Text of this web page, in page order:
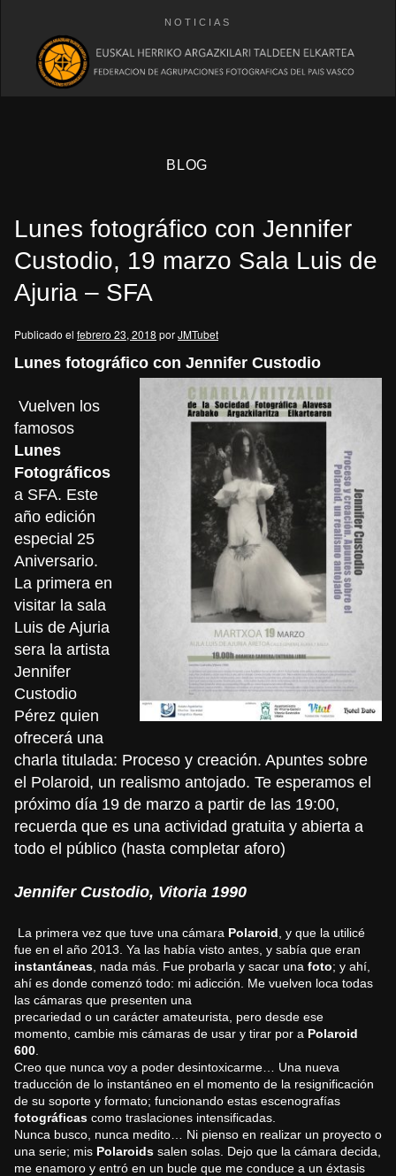
NOTICIAS
BLOG
Lunes fotográfico con Jennifer
Custodio, 19 marzo Sala Luis de
Ajuria – SFA
Publicado el febrero 23, 2018 porJMTubet
Lunes fotográfico con Jennifer Custodio
Vuelven los
famosos
Lunes
Fotográficos
a SFA. Este
año edición
especial 25
Aniversario.
La primera en
visitar la sala
Luis de Ajuria
sera la artista
Jennifer
Custodio
Pérez quien
ofrecerá una
charla titulada: Proceso y creación. Apuntes sobre
el Polaroid, un realismo antojado. Te esperamos el
próximo día 19 de marzo a partir de las 19:00,
recuerda que es una actividad gratuita y abierta a
todo el público (hasta completar aforo)
Jennifer Custodio, Vitoria 1990
La primera vez que tuve una cámara Polaroid , y que la utilicé
fue en el año 2013. Ya las había visto antes, y sabía que eran
instantáneas , nada más. Fue probarla y sacar una foto; y ahí,
ahí es donde comenzó todo: mi adicción. Me vuelven loca todas
las cámaras que presenten una
precariedad o un carácter amateurista, pero desde ese
momento, cambie mis cámaras de usar y tirar por a Polaroid
600
Creo que nunca voy a poder desintoxicarme… Una nueva
traducción de lo instantáneo en el momento de la resignificación
de su soporte y formato; funcionando estas escenografías
fotográficas como traslaciones intensificadas.
Nunca busco, nunca medito… Ni pienso en realizar un proyecto o
una serie; mis Polaroids salen solas. Dejo que la cámara decida,
me enamoro y entró en un bucle que me conduce a un éxtasis